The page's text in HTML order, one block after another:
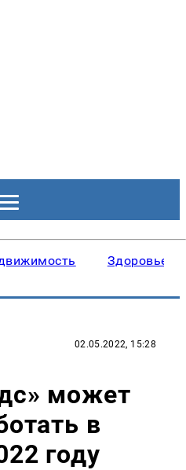
Здоровье
02.05.2022, 15:28
может
в
году